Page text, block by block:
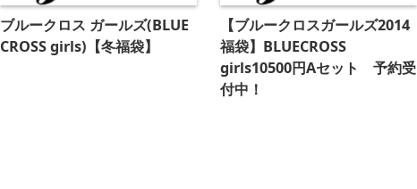
ブルークロス ガールズ(BLUE
CROSS girls)【冬福袋】
【ブルークロスガールズ2014
福袋】BLUECROSS
girls10500円Aセット 予約受
付中！